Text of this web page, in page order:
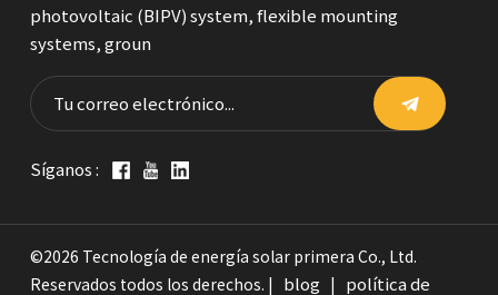
photovoltaic (BIPV) system, flexible mounting
systems, groun
Síganos :
©2026 Tecnología de energía solar primera Co., Ltd.
Reservados todos los derechos. |
blog política de